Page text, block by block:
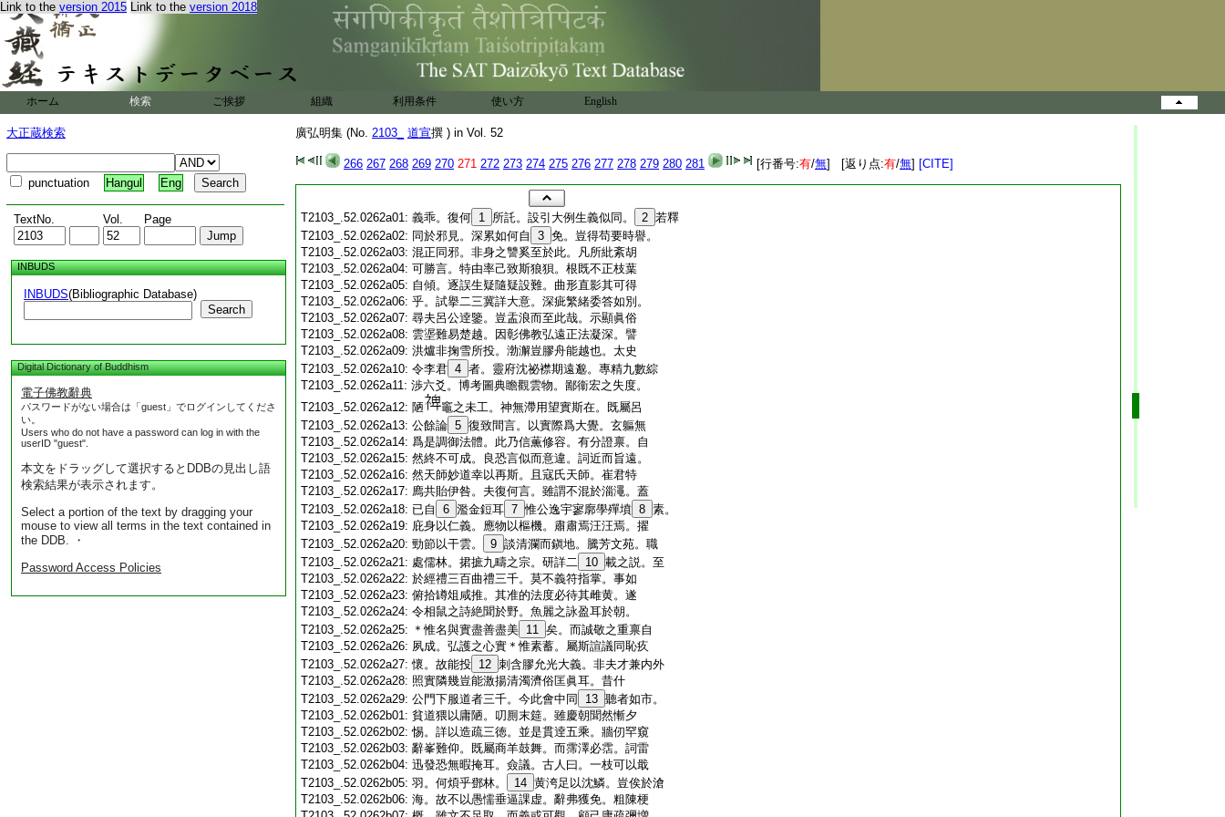
Link to the version 2015 Link to the version 2018
ホーム 検索 ご挨拶 組織 利用条件 使い方 English
大正蔵検索
punctuation Hangul Eng
TextNo. Vol. Page
INBUDS
INBUDS(Bibliographic Database)
Search
Digital Dictionary of Buddhism
電子佛教辭典
パスワードがない場合は「guest」でログインしてくださ
い。
Users who do not have a password can log in with the
userID "guest".
本文をドラッグして選択するとDDBの見出し語
検索結果が表示されます。
Select a portion of the text by dragging your
mouse to view all terms in the text contained in
the DDB. ・
Password Access Policies
廣弘明集 (No. 2103_ 道宣撰 ) in Vol. 52
266 267 268 269 270 271 272 273 274 275 276 277 278 279 280 281 [行番号:有/無] [返り点:有/無] [CITE]
T2103_.52.0262a01: 義乖。復何 1 所託。設引大例生義似同。 2 若釋
T2103_.52.0262a02: 同於邪見。深累如何自 3 免。豈得苟要時譽。
T2103_.52.0262a03: 混正同邪。非身之讐奚至於此。凡所紕紊胡
T2103_.52.0262a04: 可勝言。特由率己致斯狼狽。根既不正枝葉
T2103_.52.0262a05: 自傾。逐誤生疑隨疑設難。曲形直影其可得
T2103_.52.0262a06: 乎。試擧二三冀詳大意。深疵繁緒委答如別。
T2103_.52.0262a07: 尋夫呂公逹鑒。豈盂浪而至此哉。示顯眞俗
T2103_.52.0262a08: 雲埿難易楚越。因彰佛教弘遠正法凝深。譬
T2103_.52.0262a09: 洪爐非掬雪所投。渤澥豈膠舟能越也。太史
T2103_.52.0262a10: 令李君 4 者。靈府沈祕襟期遠邈。專精九數綜
T2103_.52.0262a11: 渉六爻。博考圖典瞻觀雲物。鄙衞宏之失度。
T2103_.52.0262a12: 陋
竈之未工。神無滯用望實斯在。既屬呂
T2103_.52.0262a13: 公餘論 5 復致間言。以實際爲大覺。玄軀無
T2103_.52.0262a14: 爲是調御法體。此乃信薫修容。有分證禀。自
T2103_.52.0262a15: 然終不可成。良恐言似而意違。詞近而旨遠。
T2103_.52.0262a16: 然天師妙道幸以再斯。且寇氏天師。崔君特
T2103_.52.0262a17: 廌共貽伊咎。夫復何言。雖謂不混於淄澠。蓋
T2103_.52.0262a18: 已自 6 濫金鋀耳 7 惟公逸宇寥廓學殫墳 8 素。
T2103_.52.0262a19: 庇身以仁義。應物以樞機。肅肅焉汪汪焉。擢
T2103_.52.0262a20: 勁節以干雲。 9 談清瀾而鎭地。騰芳文苑。職
T2103_.52.0262a21: 處儒林。捃摭九疇之宗。研詳二 10 載之説。至
T2103_.52.0262a22: 於經禮三百曲禮三千。莫不義符指掌。事如
T2103_.52.0262a23: 俯拾罇俎咸推。其准的法度必待其雌黄。遂
T2103_.52.0262a24: 令相鼠之詩絶聞於野。魚麗之詠盈耳於朝。
T2103_.52.0262a25: ＊惟名與實盡善盡美 11 矣。而誠敬之重禀自
T2103_.52.0262a26: 夙成。弘護之心實＊惟素蓄。屬斯諠議同恥疚
T2103_.52.0262a27:懷。故能投 12 刺含膠允光大義。非夫才兼内外
T2103_.52.0262a28: 照實隣幾豈能激揚清濁濟俗匡眞耳。昔什
T2103_.52.0262a29: 公門下服道者三千。今此會中同 13 聽者如市。
T2103_.52.0262b01: 貧道猥以庸陋。叨厠末筵。雖慶朝聞然慚夕
T2103_.52.0262b02:惕。詳以造疏三徳。並是貫逹五乘。牆仞罕窺
T2103_.52.0262b03: 辭峯難仰。既屬商羊鼓舞。而霈澤必霑。詞雷
T2103_.52.0262b04: 迅發恐無暇掩耳。僉議。古人曰。一枝可以戢
T2103_.52.0262b05: 羽。何煩乎鄧林。 14 黄洿足以沈鱗。豈俟於滄
T2103_.52.0262b06: 海。故不以愚懦垂逼課虚。辭弗獲免。粗陳梗